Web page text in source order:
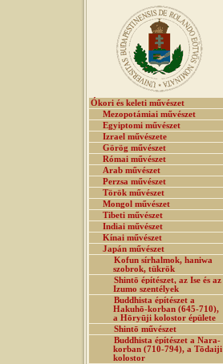
Ókori és keleti művészet
Mezopotámiai művészet
Egyiptomi művészet
Izrael művészete
Görög művészet
Római művészet
Arab művészet
Perzsa művészet
Török művészet
Mongol művészet
Tibeti művészet
Indiai művészet
Kínai művészet
Japán művészet
Kofun sírhalmok, haniwa
szobrok, tükrök
Shintō építészet, az Ise és az
Izumo szentélyek
Buddhista építészet a
Hakuhō-korban (645-710),
a Hōryūji kolostor épülete
Shintō művészet
Buddhista építészet a Nara-
korban (710-794), a Tōdaiji
kolostor